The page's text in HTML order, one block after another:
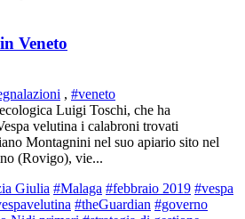
Veneto
, #veneto
Luigi Toschi, che ha
velutina i calabroni trovati
Montagnini nel suo apiario sito nel
(Rovigo), vie...
Giulia #Malaga #febbraio 2019 #vespa
#theGuardian #governo